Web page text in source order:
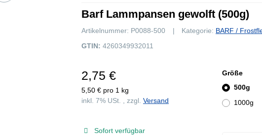
Barf Lammpansen gewolft (500g)
Artikelnummer: P0088-500 Kategorie: BARF /
GTIN: 4260349932011
2,75 €
5,50 € pro 1 kg
inkl. 7% USt. , zzgl. Versand
Sofort verfügbar
Größe
500g
1000g